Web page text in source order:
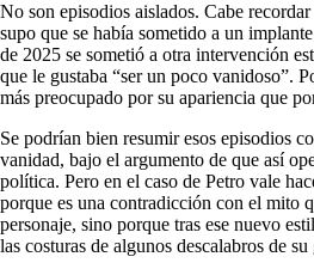
No son episodios aislados. Cabe
supo que se había sometido a un
de 2025 se sometió a otra intervención
que le gustaba “ser un poco vanidoso”.
más preocupado por su apariencia que
Se podrían bien resumir esos episodios
vanidad, bajo el argumento de que así
política. Pero en el caso de Petro vale
porque es una contradicción con el mito
personaje, sino porque tras ese nuevo
las costuras de algunos descalabros de